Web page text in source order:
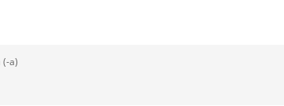
а)